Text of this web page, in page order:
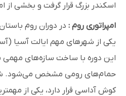
اسکندر بزرگ قرار گرفت و بخشی از
امپراتوری روم :در دوران روم
یکی از شهرهای مهم ایالت آسیا
این دوره با ساخت سازه‌های مهمی
حمام‌های رومی مشخص می‌شود.
کوش آداسی قرار دارد، یکی از